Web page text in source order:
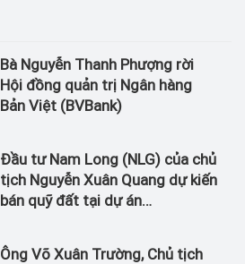
Bà Nguyễn Thanh Phượng rời
Hội đồng quản trị Ngân hàng
Bản Việt (BVBank)
Đầu tư Nam Long (NLG) của chủ
tịch Nguyễn Xuân Quang dự kiến
bán quỹ đất tại dự án
Ông Võ Xuân Trường, Chủ tịch